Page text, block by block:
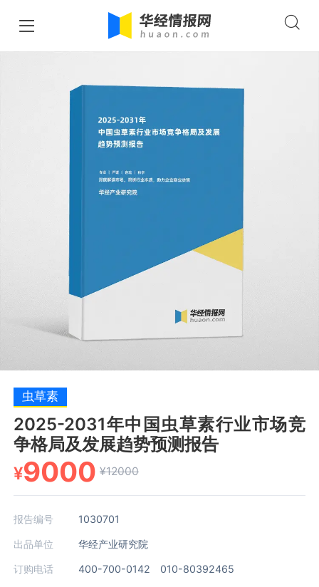
虫草素
2025-2031年中国虫草素行业市场竞
争格局及发展趋势预测报告
¥9000 ¥12000
报告编号 1030701
出品单位 华经产业研究院
订购电话 400-700-0142 010-80392465